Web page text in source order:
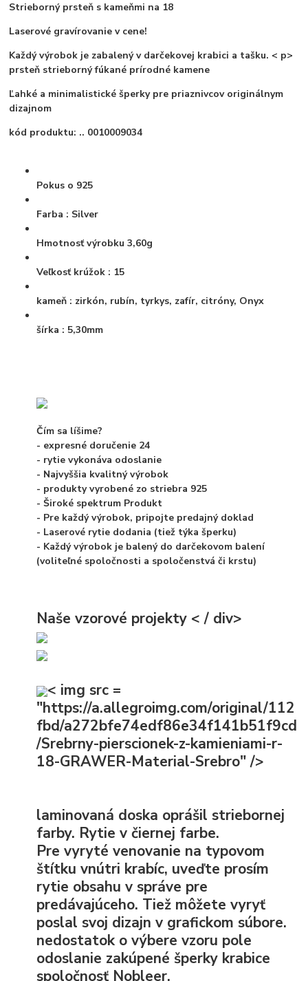
Strieborný prsteň s kameňmi na 18
Laserové gravírovanie v cene!
Každý výrobok je zabalený v darčekovej krabici a tašku. < p>
prsteň strieborný fúkané prírodné kamene
Ľahké a minimalistické šperky pre priaznivcov originálnym
dizajnom
kód produktu: .. 0010009034
Pokus o 925
Farba : Silver
Hmotnosť výrobku3,60g
Veľkosť krúžok : 15
kameň : zirkón, rubín, tyrkys, zafír, citróny, Onyx
šírka : 5,30mm
Čím sa líšime?
- expresné doručenie 24
- rytievykonáva odoslanie
- Najvyššia kvalitný výrobok
- produkty vyrobené zo striebra 925
-Široké spektrum Produkt
- Pre každý výrobok, pripojte predajný doklad
- Laserové rytie dodania (tiež týka šperku)
- Každý výrobok je balený do darčekovom balení
(voliteľné spoločnosti a spoločenstvá či krstu)
Naše vzorové projekty < / div>
< img src =
"https://a.allegroimg.com/original/112
fbd/a272bfe74edf86e34f141b51f9cd
/Srebrny-pierscionek-z-kamieniami-r-
18-GRAWER-Material-Srebro" />
laminovaná doska oprášil striebornej
farby. Rytie v čiernej farbe.
Prevyryté venovanie na typovom
štítku vnútri krabíc, uveďte prosím
rytie obsahuv správe pre
predávajúceho. Tiež môžete vyryť
poslal svoj dizajnv grafickom súbore.
nedostatok o výbere vzoru pole
odoslanie zakúpené šperky krabice
spoločnosť Nobleer.